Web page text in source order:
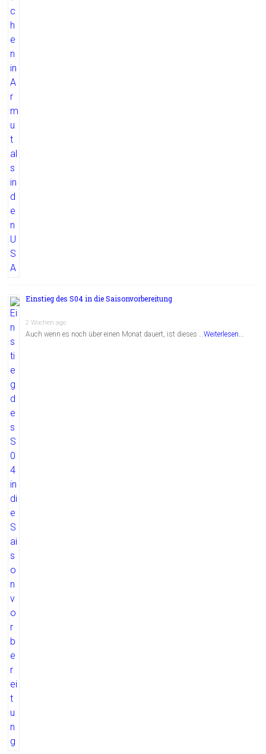
Einstieg des S04 in die Saisonvorbereitung
2 Wochen ago
Auch wenn es noch über einen Monat dauert, ist dieses …Weiterlesen...